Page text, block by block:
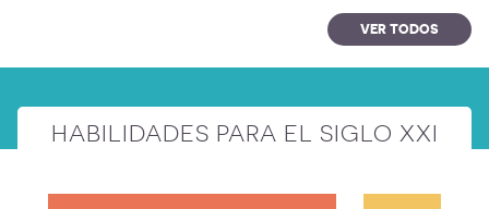
VER TODOS
HABILIDADES PARA EL SIGLO XXI